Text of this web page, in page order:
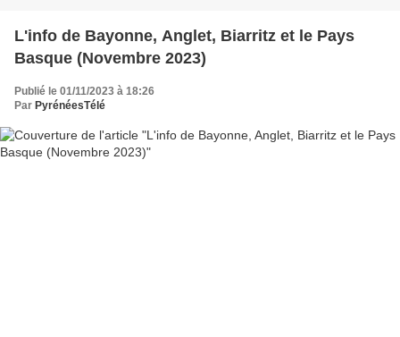
L'info de Bayonne, Anglet, Biarritz et le Pays
Basque (Novembre 2023)
Publié le 01/11/2023 à 18:26
Par PyrénéesTélé